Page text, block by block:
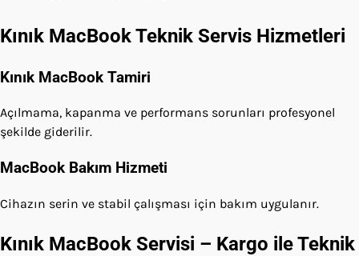
Kınık MacBook Teknik Servis Hizmetleri
Kınık MacBook Tamiri
Açılmama, kapanma ve performans sorunları profesyonel
şekilde giderilir.
MacBook Bakım Hizmeti
Cihazın serin ve stabil çalışması için bakım uygulanır.
Kınık MacBook Servisi – Kargo ile Teknik